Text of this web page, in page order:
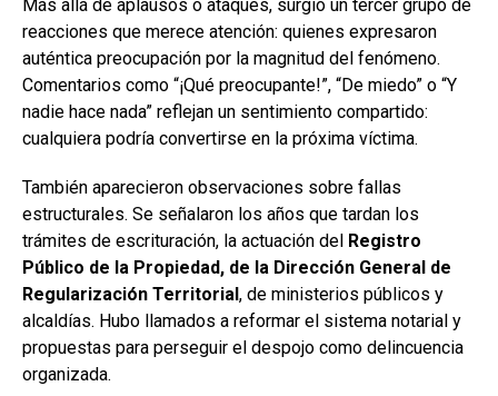
Más allá de aplausos o ataques, surgió un tercer grupo de
reacciones que merece atención: quienes expresaron
auténtica preocupación por la magnitud del fenómeno.
Comentarios como “¡Qué preocupante!”, “De miedo” o “Y
nadie hace nada” reflejan un sentimiento compartido:
cualquiera podría convertirse en la próxima víctima.
También aparecieron observaciones sobre fallas
estructurales. Se señalaron los años que tardan los
trámites de escrituración, la actuación del Registro
Público de la Propiedad, de la Dirección General de
Regularización Territorial, de ministerios públicos y
alcaldías. Hubo llamados a reformar el sistema notarial y
propuestas para perseguir el despojo como delincuencia
organizada.